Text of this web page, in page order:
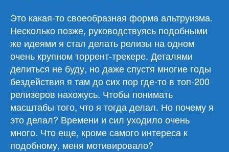
Это какая-то своеобразная форма альтруизма.
Несколько позже, руководствуясь подобными
же идеями я стал делать релизы на одном
очень крупном торрент-трекере. Деталями
делиться не буду, но даже спустя многие годы
бездействия я там до сих пор где-то в топ-200
релизеров нахожусь. Чтобы понимать
масштабы того, что я тогда делал. Но почему я
это делал? Времени и сил уходило очень
много. Что еще, кроме самого интереса к
подобному, меня мотивировало?